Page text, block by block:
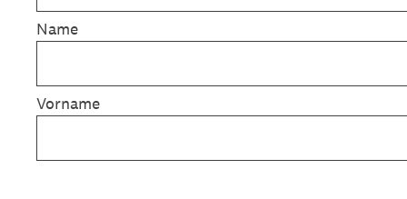
Name
Vorname